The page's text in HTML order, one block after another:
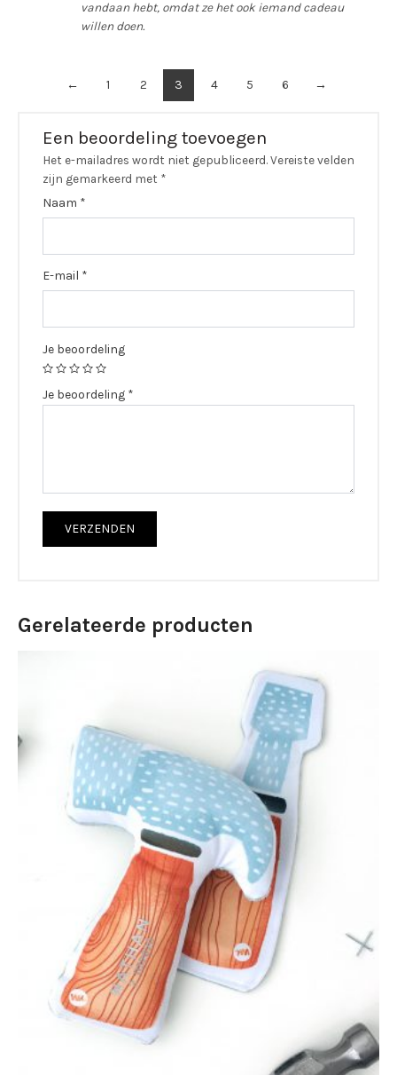
vandaan hebt, omdat ze het ook iemand cadeau
willen doen.
← 1 2 3 4 5 6 →
Een beoordeling toevoegen
Het e-mailadres wordt niet gepubliceerd.Vereiste velden
zijn gemarkeerd met *
Naam *
E-mail *
Je beoordeling
Je beoordeling *
Gerelateerde producten